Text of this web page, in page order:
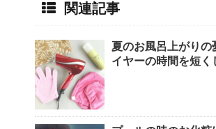
関連記事
夏のお風呂上がりの
イヤーの時間を短く